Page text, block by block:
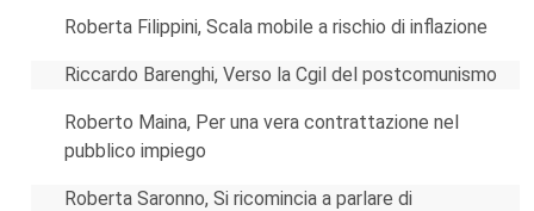
Roberta Filippini, Scala mobile a rischio di inflazione
Riccardo Barenghi, Verso la Cgil del postcomunismo
Roberto Maina, Per una vera contrattazione nel
pubblico impiego
Roberta Saronno, Si ricomincia a parlare di